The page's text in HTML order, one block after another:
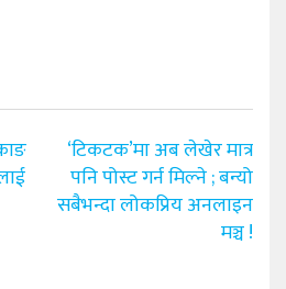
‘टिकटक’मा अब लेखेर मात्र
पनि पोस्ट गर्न मिल्ने ; बन्यो
सबैभन्दा लोकप्रिय अनलाइन
मञ्च !